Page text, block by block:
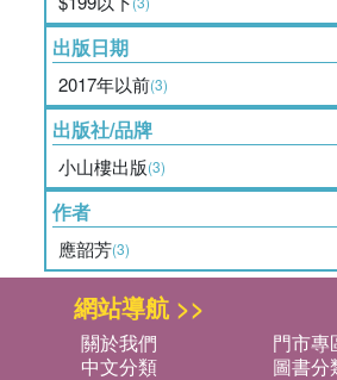
出版日期
2017年以前(3)
出版社/品牌
小山樓出版(3)
作者
應韶芳(3)
網站導航 >>
關於我們 門市專
中文分類
圖書分